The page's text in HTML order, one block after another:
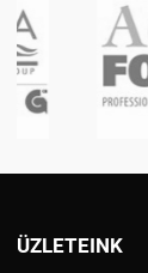
ÜZLETEINK